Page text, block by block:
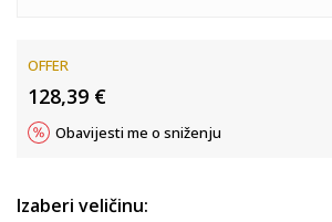
OFFER
128,39 €
Obavijesti me o sniženju
Izaberi veličinu: